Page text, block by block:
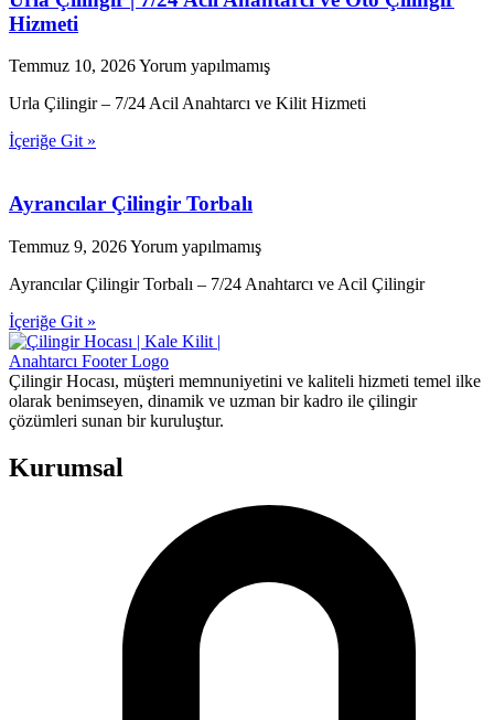
Hizmeti
Temmuz 10, 2026Yorum yapılmamış
Urla Çilingir – 7/24 Acil Anahtarcı ve Kilit Hizmeti
İçeriğe Git »
Ayrancılar Çilingir Torbalı
Temmuz 9, 2026Yorum yapılmamış
Ayrancılar Çilingir Torbalı – 7/24 Anahtarcı ve Acil Çilingir
İçeriğe Git »
Çilingir Hocası, müşteri memnuniyetini ve kaliteli hizmeti temel ilke
olarak benimseyen, dinamik ve uzman bir kadro ile çilingir
çözümleri sunan bir kuruluştur.
Kurumsal